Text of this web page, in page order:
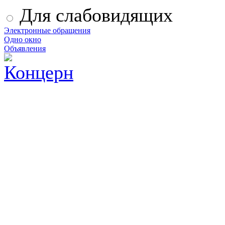
Для слабовидящих
Электронные обращения
Одно окно
Объявления